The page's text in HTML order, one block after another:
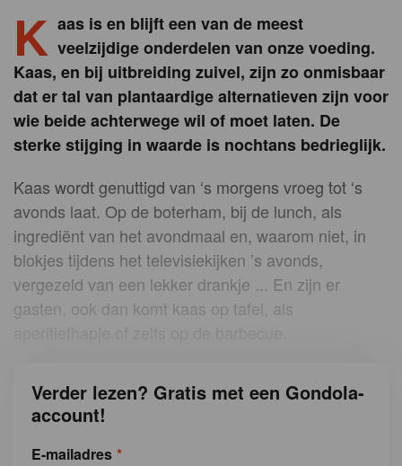
K aas is en blijft een van de meest
veelzijdige onderdelen van onze voeding.
Kaas, en bij uitbreiding zuivel, zijn zo onmisbaar
dat er tal van plantaardige alternatieven zijn voor
wie beide achterwege wil of moet laten. De
sterke stijging in waarde is nochtans bedrieglijk.
Kaas wordt genuttigd van ‘s morgens vroeg tot ‘s
avonds laat. Op de boterham, bij de lunch, als
ingrediënt van het avondmaal en, waarom niet, in
blokjes tijdens het televisiekijken ’s avonds,
vergezeld van een lekker drankje ... En zijn er
gasten, ook dan komt kaas op tafel, als
Verder lezen? Gratis met een Gondola-
account!
E-mailadres